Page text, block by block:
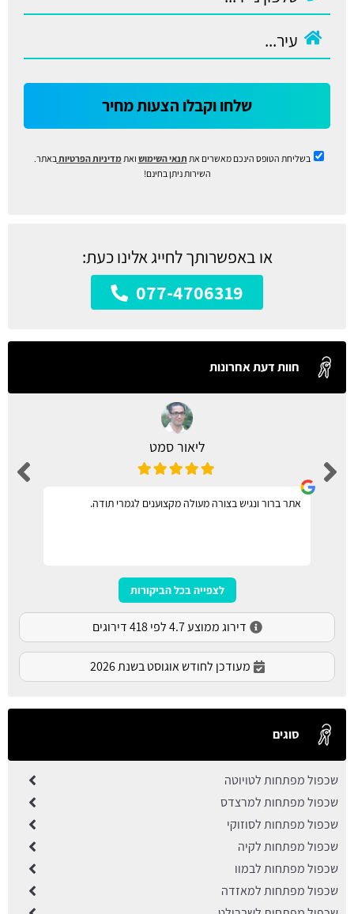
שלחו וקבלו הצעות מחיר
בשליחת הטופס הינכם מאשרים את תנאי השימוש ואתמדיניות הפרטיות באתר.
השירות ניתן בחינם!
או באפשרותך לחייג אלינו כעת:
077-4706319
חוות דעת אחרונות
ליאור סמט
אתר ברור ונגיש בצורה מעולה מקצוענים לגמרי תודה.
לצפייה בכל הביקורות
דירוג ממוצע 4.7 לפי 418 דירוגים
מעודכן לחודש אוגוסט בשנת 2026
סוגים
שכפול מפתחות לטויוטה
שכפול מפתחות למרצדס
שכפול מפתחות לסוזוקי
שכפול מפתחות לקיה
שכפול מפתחות לבמוו
שכפול מפתחות למאזדה